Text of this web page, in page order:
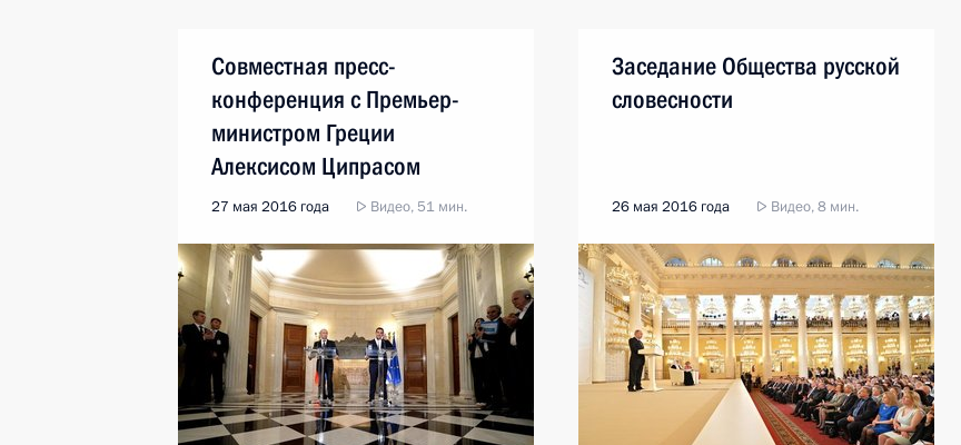
Совместная пресс-
конференция с Премьер-
министром Греции
Алексисом Ципрасом
27 мая 2016 года Видео, 51 мин.
Заседание Общества русской
словесности
26 мая 2016 года Видео, 8 мин.